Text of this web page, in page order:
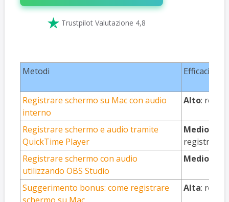
 Trustpilot Valutazione 4,8
Metodi Efficacia
Registrare schermo su Mac con audio
interno
Alto:
Registrare schermo e audio tramite
QuickTime Player
Medio
registrare
Registrare schermo con audio
utilizzando OBS Studio
Medio
Suggerimento bonus: come registrare
schermo su Mac
Alta: